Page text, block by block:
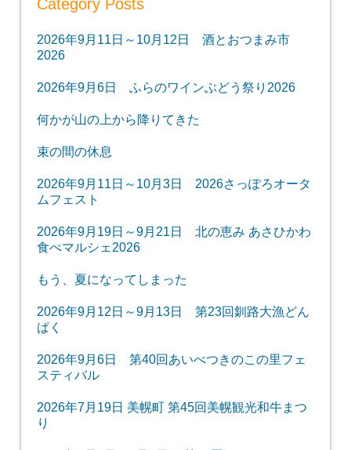
Category Posts
2026年9月11日～10月12日 酒とおつまみ市
2026
2026年9月6日 ふらのワインぶどう祭り2026
何かが山の上から降りてきた
束の間の休息
2026年9月11日～10月3日 2026さっぽろオータ
ムフェスト
2026年9月19日～9月21日 北の恵み あさひかわ
食べマルシェ2026
もう、夏になってしまった
2026年9月12日～9月13日 第23回釧路大漁どん
ぱく
2026年9月6日 第40回あいべつきのこの里フェ
スティバル
2026年7月19日 美幌町 第45回美幌観光和牛まつ
り